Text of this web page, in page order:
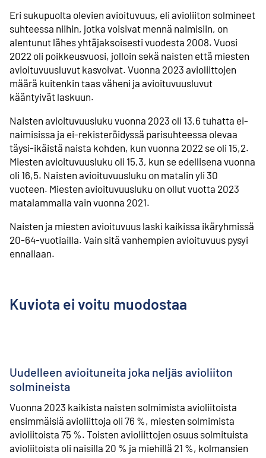
Eri sukupuolta olevien avioituvuus, eli avioliiton solmineet
suhteessa niihin, jotka voisivat mennä naimisiin, on
alentunut lähes yhtäjaksoisesti vuodesta 2008. Vuosi
2022 oli poikkeusvuosi, jolloin sekä naisten että miesten
avioituvuusluvut kasvoivat. Vuonna 2023 avioliittojen
määrä kuitenkin taas väheni ja avioituvuusluvut
kääntyivät laskuun.
Naisten avioituvuusluku vuonna 2023 oli 13,6 tuhatta ei-
naimisissa ja ei-rekisteröidyssä parisuhteessa olevaa
täysi-ikäistä naista kohden, kun vuonna 2022 se oli 15,2.
Miesten avioituvuusluku oli 15,3, kun se edellisena vuonna
oli 16,5. Naisten avioituvuusluku on matalin yli 30
vuoteen. Miesten avioituvuusluku on ollut vuotta 2023
matalammalla vain vuonna 2021.
Naisten ja miesten avioituvuus laski kaikissa ikäryhmissä
20-64-vuotiailla. Vain sitä vanhempien avioituvuus pysyi
ennallaan.
Kuviota ei voitu muodostaa
Uudelleen avioituneita joka neljäs avioliiton
solmineista
Vuonna 2023 kaikista naisten solmimista avioliitoista
ensimmäisiä avioliittoja oli 76 %, miesten solmimista
avioliitoista 75 %. Toisten avioliittojen osuus solmituista
avioliitoista oli naisilla 20 % ja miehillä 21 %, kolmansien